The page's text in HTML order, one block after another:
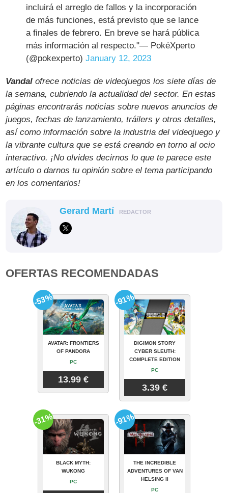
incluirá el arreglo de fallos y la incorporación
de más funciones, está previsto que se lance
a finales de febrero. En breve se hará pública
más información al respecto."— PokéXperto
(@pokexperto)January 12, 2023
Vandal ofrece noticias de videojuegos los siete días de
la semana, cubriendo la actualidad del sector. En estas
páginas encontrarás noticias sobre nuevos anuncios de
juegos, fechas de lanzamiento, tráilers y otros detalles,
así como información sobre la industria del videojuego y
la vibrante cultura que se está creando en torno al ocio
interactivo. ¡No olvides decirnos lo que te parece este
artículo o darnos tu opinión sobre el tema participando
en los comentarios!
Gerard Martí REDACTOR
OFERTAS RECOMENDADAS
AVATAR: FRONTIERS
OF PANDORA
PC
13.99 €
-53%
DIGIMON STORY
CYBER SLEUTH:
COMPLETE EDITION
PC
3.39 €
-91%
BLACK MYTH:
WUKONG
PC
-31%
THE INCREDIBLE
ADVENTURES OF VAN
HELSING II
PC
-91%